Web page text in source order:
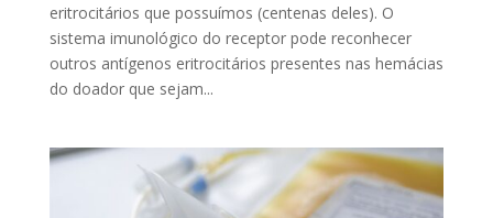
eritrocitários que possuímos (centenas deles). O
sistema imunológico do receptor pode reconhecer
outros antígenos eritrocitários presentes nas hemácias
do doador que sejam...